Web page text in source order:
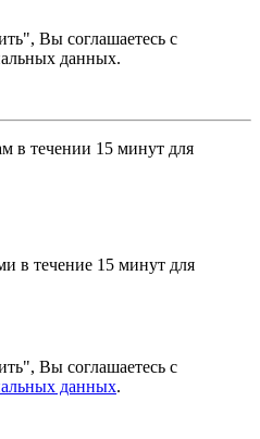
Вы соглашаетесь с
данных.
в течении 15 минут для
в течение 15 минут для
Вы соглашаетесь с
данных.